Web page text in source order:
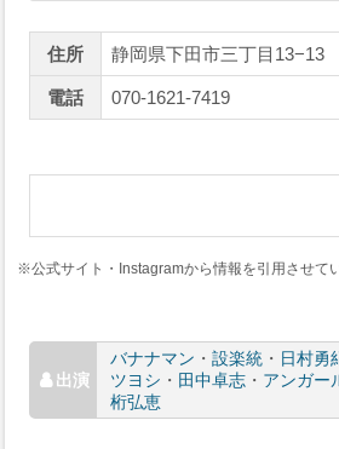
住所 静岡県下田市三丁目13−13
電話 070-1621-7419
※公式サイト・Instagramから情報を引用させて
バナナマン ・ 設楽統・ 日村勇
ツヨシ ・ 田中卓志・ アンガー
桁弘恵